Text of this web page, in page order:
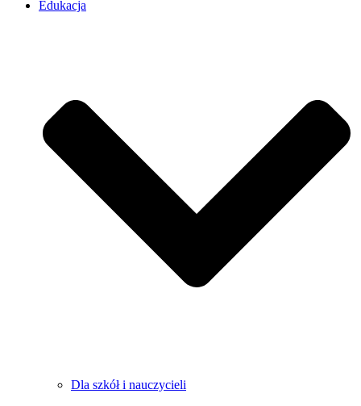
Edukacja
Dla szkół i nauczycieli